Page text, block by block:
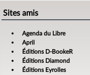
Sites amis
Agenda du Libre
April
Éditions D-BookeR
Éditions Diamond
Éditions Eyrolles